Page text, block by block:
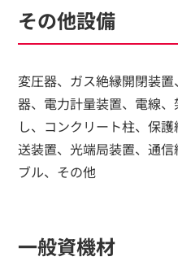
その他設備
変圧器、ガス絶縁開閉装
器、電力計量装置、電線
し、コンクリート柱、保
送装置、光端局装置、通
ブル、その他
一般資機材